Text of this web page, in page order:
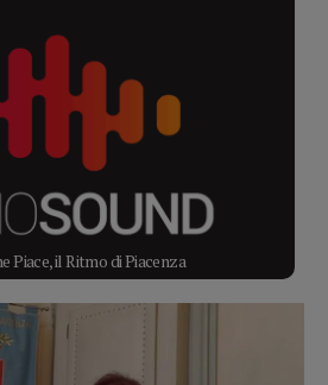
Piace, il Ritmo di Piacenza